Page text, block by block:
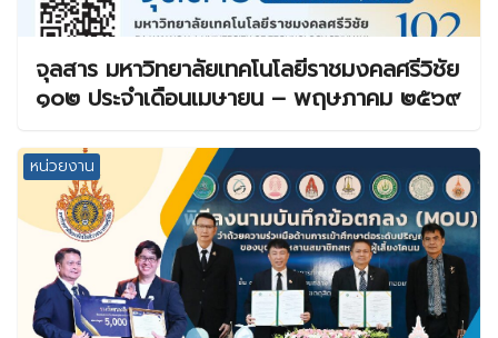
จุลสาร มหาวิทยาลัยเทคโนโลยีราชมงคลศรีวิชัย
๑๐๒ ประจำเดือนเมษายน – พฤษภาคม ๒๕๖๙
หน่วยงาน